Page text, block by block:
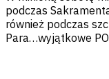
podczas
również podczas
Para…wyjątkowe